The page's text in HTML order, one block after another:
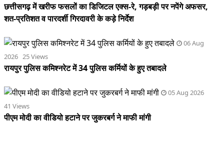
छत्तीसगढ़ में खरीफ फसलों का डिजिटल एक्स-रे, गड़बड़ी पर नपेंगे अफसर,
शत-प्रतिशत व पारदर्शी गिरदावरी के कड़े निर्देश
06 Aug
2026 25 Views
रायपुर पुलिस कमिश्नरेट में 34 पुलिस कर्मियों के हुए तबादले
05 Aug 2026
41 Views
पीएम मोदी का वीडियो हटाने पर जुकरबर्ग ने माफी मांगी